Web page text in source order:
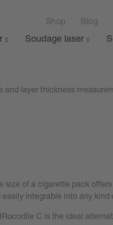
Shop Blog
Soudage laser
and layer thickness
of a cigarette pack
integrable into any
C is the ideal